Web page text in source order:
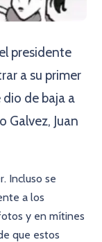
presidente
a su primer
de baja a
Galvez, Juan
Incluso se
a los
y en mítines
que estos